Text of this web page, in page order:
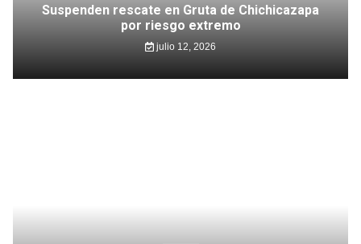
Suspenden rescate en Gruta de Chichicazapa
por riesgo extremo
julio 12, 2026